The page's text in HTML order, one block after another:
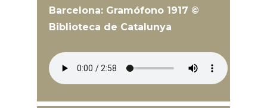
Barcelona: Gramófono 1917 ©
Biblioteca de Catalunya